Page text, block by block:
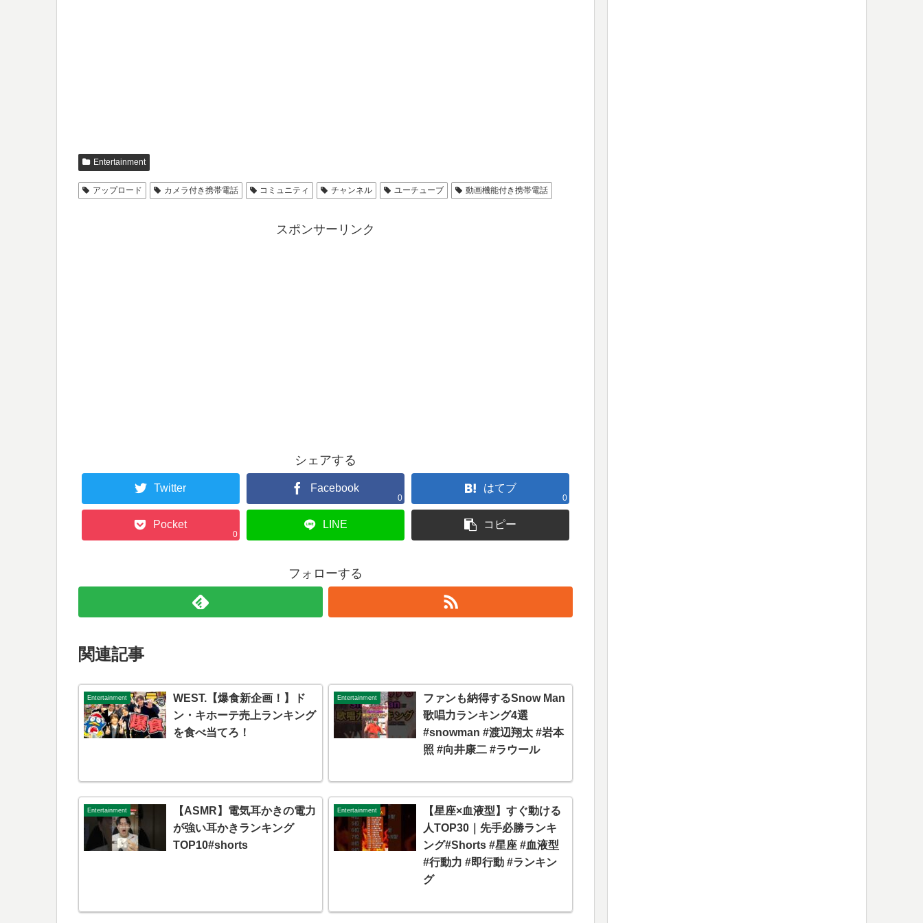
Entertainment
アップロード カメラ付き携帯電話 コミュニティ チャンネル ユーチューブ 動画機能付き携帯電話
スポンサーリンク
シェアする
Twitter Facebook
0
はてブ
0
Pocket
0
LINE コピー
フォローする
関連記事
Entertainment
WEST.【爆食新企画！】ド
ン・キホーテ売上ランキング
を食べ当てろ！
Entertainment
ファンも納得するSnow Man
歌唱力ランキング4選
#snowman #渡辺翔太 #岩本
照 #向井康二 #ラウール
Entertainment
【ASMR】電気耳かきの電力
が強い耳かきランキング
TOP10#shorts
Entertainment
【星座×血液型】すぐ動ける
人TOP30｜先手必勝ランキ
ング#Shorts #星座 #血液型
#行動力 #即行動 #ランキン
グ